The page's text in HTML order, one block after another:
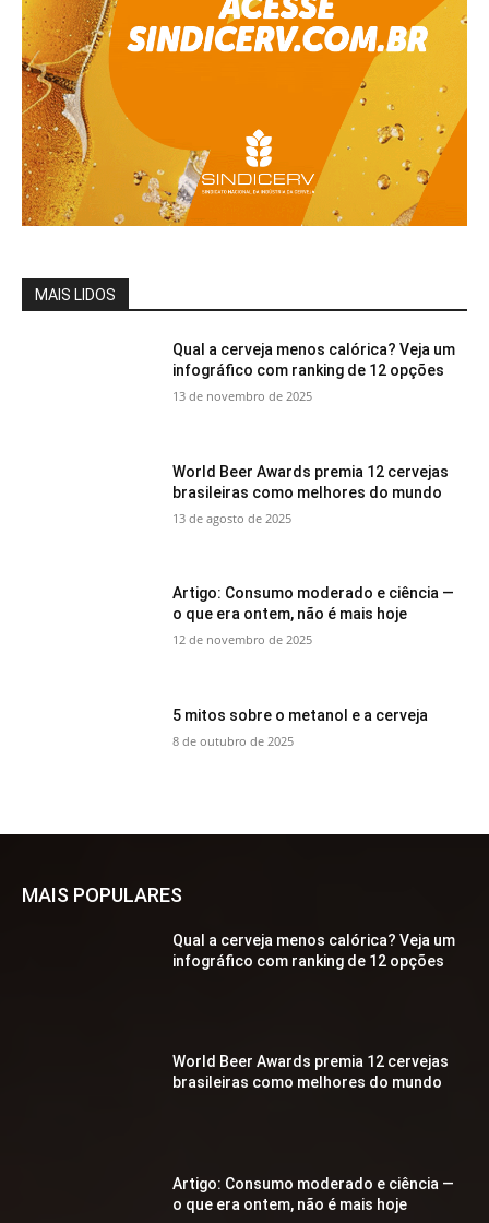
MAIS LIDOS
Qual a cerveja menos calórica? Veja um
infográfico com ranking de 12 opções
13 de novembro de 2025
World Beer Awards premia 12 cervejas
brasileiras como melhores do mundo
13 de agosto de 2025
Artigo: Consumo moderado e ciência —
o que era ontem, não é mais hoje
12 de novembro de 2025
5 mitos sobre o metanol e a cerveja
8 de outubro de 2025
MAIS POPULARES
Qual a cerveja menos calórica? Veja um
infográfico com ranking de 12 opções
World Beer Awards premia 12 cervejas
brasileiras como melhores do mundo
Artigo: Consumo moderado e ciência —
o que era ontem, não é mais hoje